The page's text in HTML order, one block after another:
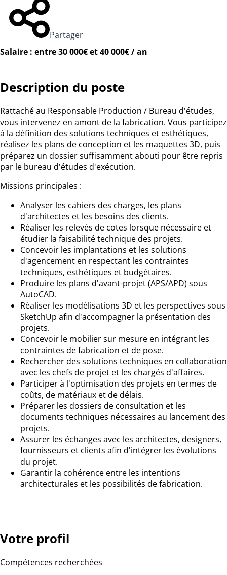
Partager
Salaire : entre 30 000€ et 40 000€ / an
Description du poste
Rattaché au Responsable Production / Bureau d'études,
vous intervenez en amont de la fabrication. Vous participez
à la définition des solutions techniques et esthétiques,
réalisez les plans de conception et les maquettes 3D, puis
préparez un dossier suffisamment abouti pour être repris
par le bureau d'études d'exécution.
Missions principales :
Analyser les cahiers des charges, les plans
d'architectes et les besoins des clients.
Réaliser les relevés de cotes lorsque nécessaire et
étudier la faisabilité technique des projets.
Concevoir les implantations et les solutions
d'agencement en respectant les contraintes
techniques, esthétiques et budgétaires.
Produire les plans d'avant-projet (APS/APD) sous
AutoCAD.
Réaliser les modélisations 3D et les perspectives sous
SketchUp afin d'accompagner la présentation des
projets.
Concevoir le mobilier sur mesure en intégrant les
contraintes de fabrication et de pose.
Rechercher des solutions techniques en collaboration
avec les chefs de projet et les chargés d'affaires.
Participer à l'optimisation des projets en termes de
coûts, de matériaux et de délais.
Préparer les dossiers de consultation et les
documents techniques nécessaires au lancement des
projets.
Assurer les échanges avec les architectes, designers,
fournisseurs et clients afin d'intégrer les évolutions
du projet.
Garantir la cohérence entre les intentions
architecturales et les possibilités de fabrication.
Votre profil
Compétences recherchées